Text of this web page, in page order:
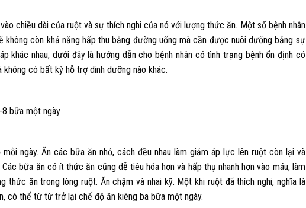
chiều dài của ruột và sự thích nghi của nó với lượng thức ăn. Một số bệnh nhân
không còn khả năng hấp thu bằng đường uống mà cần được nuôi dưỡng bằng sự
khác nhau, dưới đây là hướng dẫn cho bệnh nhân có tình trạng bệnh ổn định có
không có bất kỳ hỗ trợ dinh dưỡng nào khác.
8 bữa một ngày
ngày. Ăn các bữa ăn nhỏ, cách đều nhau làm giảm áp lực lên ruột còn lại và
bữa ăn có ít thức ăn cũng dễ tiêu hóa hơn và hấp thụ nhanh hơn vào máu, làm
thức ăn trong lòng ruột. Ăn chậm và nhai kỹ. Một khi ruột đã thích nghi, nghĩa là
có thể từ từ trở lại chế độ ăn kiêng ba bữa một ngày.